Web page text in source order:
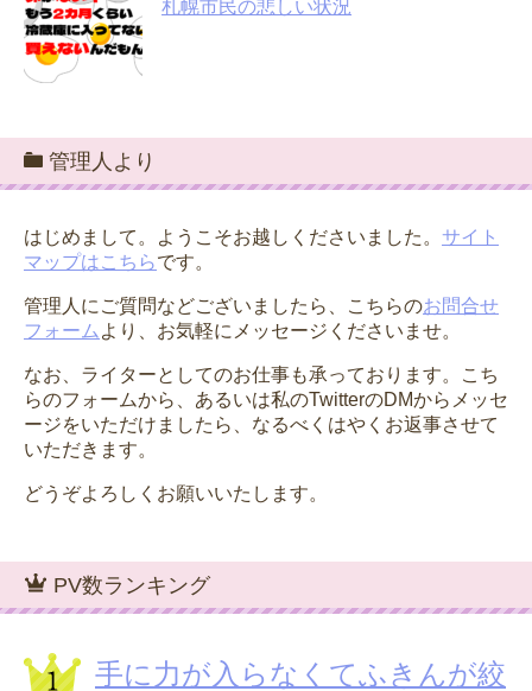
札幌市民の悲しい状況
管理人より
はじめまして。ようこそお越しくださいました。 サイト
マップはこちらです。
管理人にご質問などございましたら、こちらのお問合せ
フォーム より、お気軽にメッセージくださいませ。
なお、ライターとしてのお仕事も承っております。こち
らのフォームから、あるいは私のTwitterのDMからメッセ
ージをいただけましたら、なるべくはやくお返事させて
いただきます。
どうぞよろしくお願いいたします。
PV数ランキング
手に力が入らなくてふきんが絞